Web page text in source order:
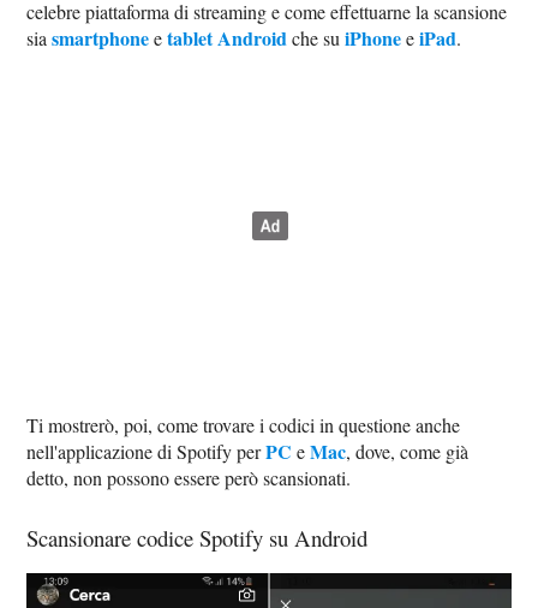
celebre piattaforma di streaming e come effettuarne la scansione
siasmartphoneetablet Android che suiPhoneeiPad.
Ti mostrerò, poi, come trovare i codici in questione anche
nell'applicazione di Spotify perPC eMac, dove, come già
detto, non possono essere però scansionati.
Scansionare codice Spotify su Android